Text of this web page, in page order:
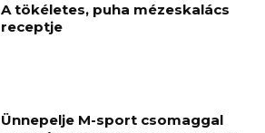
A tökéletes, puha mézeskalács
receptje
Ünnepelje M-sport csomaggal